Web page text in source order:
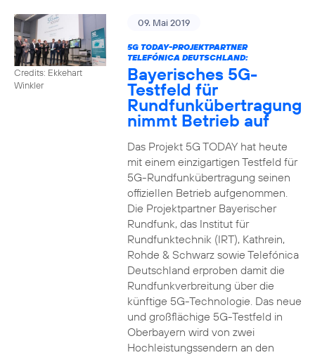
Credits: Ekkehart
Winkler
09. Mai 2019
5G TODAY-PROJEKTPARTNER
TELEFÓNICA DEUTSCHLAND:
Bayerisches 5G-
Testfeld für
Rundfunkübertragung
nimmt Betrieb auf
Das Projekt 5G TODAY hat heute
mit einem einzigartigen Testfeld für
5G-Rundfunkübertragung seinen
offiziellen Betrieb aufgenommen.
Die Projektpartner Bayerischer
Rundfunk, das Institut für
Rundfunktechnik (IRT), Kathrein,
Rohde & Schwarz sowie Telefónica
Deutschland erproben damit die
Rundfunkverbreitung über die
künftige 5G-Technologie. Das neue
und großflächige 5G-Testfeld in
Oberbayern wird von zwei
Hochleistungssendern an den